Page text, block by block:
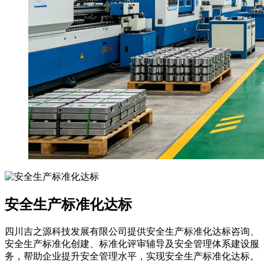
安全生产标准化达标
四川吉之源科技发展有限公司提供安全生产标准化达标咨询、
安全生产标准化创建、标准化评审辅导及安全管理体系建设服
务，帮助企业提升安全管理水平，实现安全生产标准化达标。